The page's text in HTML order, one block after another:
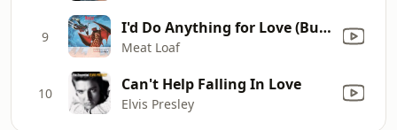
9 I'd Do Anything for Love (But I Won't Do That) [Single Edit]
Meat Loaf
10 Can't Help Falling In Love
Elvis Presley